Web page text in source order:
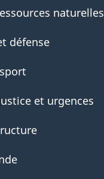
naturelles
défense
et urgences